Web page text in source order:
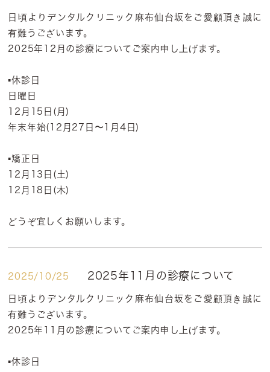
日頃よりデンタルクリニック麻布仙台坂をご愛顧頂き誠に
有難うございます。
2025年12月の診療についてご案内申し上げます。
▪️休診日
日曜日
12月15日(月)
年末年始(12月27日〜1月4日)
▪️矯正日
12月13日(土)
12月18日(木)
どうぞ宜しくお願いします。
2025/10/25 2025年11月の診療について
日頃よりデンタルクリニック麻布仙台坂をご愛顧頂き誠に
有難うございます。
2025年11月の診療についてご案内申し上げます。
▪️休診日